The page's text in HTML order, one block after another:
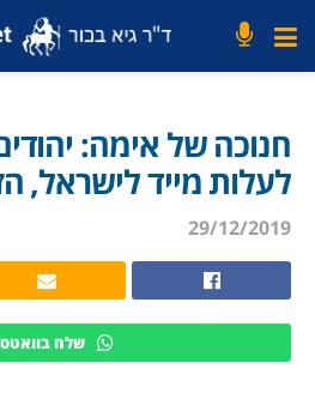
חנוכה של אימה:
לעלות מייד לישראל,
29/12/2019
שלח